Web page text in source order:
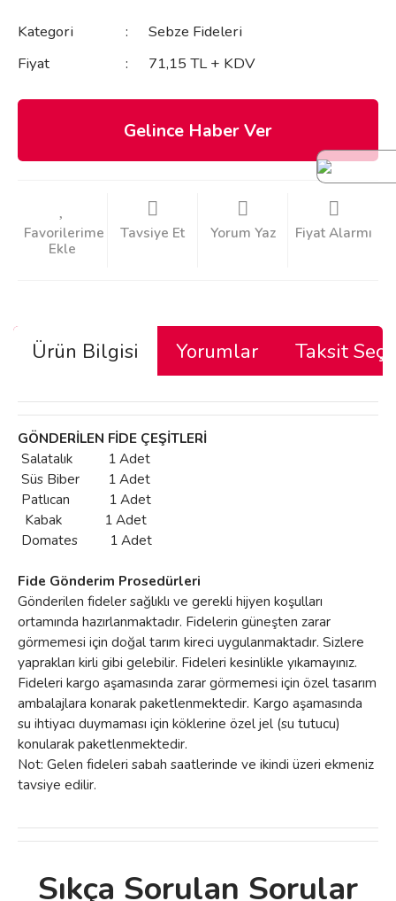
Kategori
Sebze Fideleri
Fiyat
71,15 TL + KDV
Gelince Haber Ver
Tavsiye Et Yorum Yaz Fiyat Alarmı
Ürün Bilgisi Yorumlar Taksit
GÖNDERİLEN FİDE ÇEŞİTLERİ
Salatalık 1 Adet
Süs Biber 1 Adet
Patlıcan 1 Adet
Kabak 1 Adet
Domates 1 Adet
Fide Gönderim Prosedürleri
Gönderilen fideler sağlıklı ve gerekli hijyen koşulları
ortamında hazırlanmaktadır. Fidelerin güneşten zarar
görmemesi için doğal tarım kireci uygulanmaktadır. Sizlere
yaprakları kirli gibi gelebilir. Fideleri kesinlikle yıkamayınız.
Fideleri kargo aşamasında zarar görmemesi için özel tasarım
ambalajlara konarak paketlenmektedir. Kargo aşamasında
su ihtiyacı duymaması için köklerine özel jel (su tutucu)
konularak paketlenmektedir.
Not: Gelen fideleri sabah saatlerinde ve ikindi üzeri ekmeniz
tavsiye edilir.
Bu ürünün fiyat bilgisi, resim, ürün
Sıkça Sorulan Sorular